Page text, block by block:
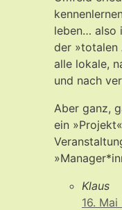
leben… also
der »totalen
alle lokale,
und nach
Aber ganz,
ein
Klaus
16.